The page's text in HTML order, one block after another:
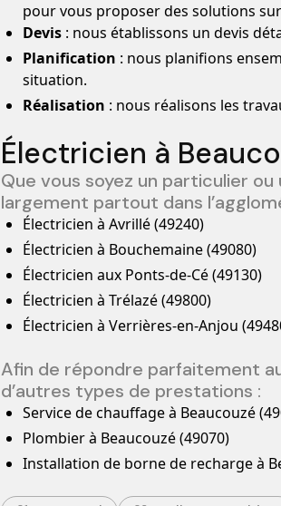
pour vous proposer des solutions
Devis : nous établissons un devis
Planification : nous planifions
situation.
Réalisation : nous réalisons les
Électricien à
Que vous soyez un particulier
largement partout dans
Électricien à Avrillé (49240)
Électricien à Bouchemaine (49080)
Électricien aux Ponts-de-Cé (49130)
Électricien à Trélazé (49800)
Électricien à Verrières-en-Anjou
Afin de répondre parfaitement
d’autres types de prestations :
Service de chauffage à Beaucouzé
Plombier à Beaucouzé (49070)
Installation de borne de recharge à